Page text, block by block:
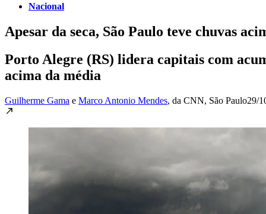
Nacional
Apesar da seca, São Paulo teve chuvas
Porto Alegre (RS) lidera capitais com
acima da média
Guilherme Gama e Marco Antonio Mendes, da CNN, São Paulo29/